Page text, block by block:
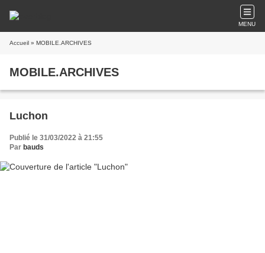
MENU
Accueil » MOBILE.ARCHIVES
MOBILE.ARCHIVES
Luchon
Publié le 31/03/2022 à 21:55
Par bauds